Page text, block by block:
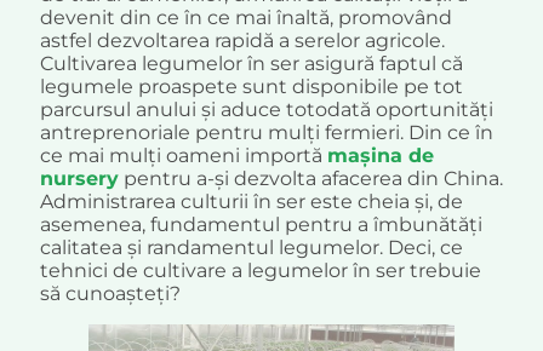
devenit din ce în ce mai înaltă, promovând
astfel dezvoltarea rapidă a serelor agricole.
Cultivarea legumelor în ser asigură faptul că
legumele proaspete sunt disponibile pe tot
parcursul anului și aduce totodată oportunități
antreprenoriale pentru mulți fermieri. Din ce în
ce mai mulți oameni importă mașina de
nursery pentru a-și dezvolta afacerea din China.
Administrarea culturii în ser este cheia și, de
asemenea, fundamentul pentru a îmbunătăți
calitatea și randamentul legumelor. Deci, ce
tehnici de cultivare a legumelor în ser trebuie
să cunoașteți?